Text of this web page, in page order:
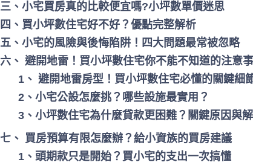
三、小宅買房真的比較便宜嗎?小坪數單價迷思
四、買小坪數住宅好不好？優點完整解析
五、小宅的風險與後悔陷阱！四大問題最常被忽略
六、 避開地雷！買小坪數住宅你不能不知道的注意
1、 避開地雷房型！買小坪數住宅必懂的關鍵細
2、小宅公設怎麼挑？哪些設施最實用？
3、小坪數住宅為什麼貸款更困難？關鍵原因與
七、 買房預算有限怎麼辦？給小資族的買房建議
1、頭期款只是開始？買小宅的支出一次搞懂